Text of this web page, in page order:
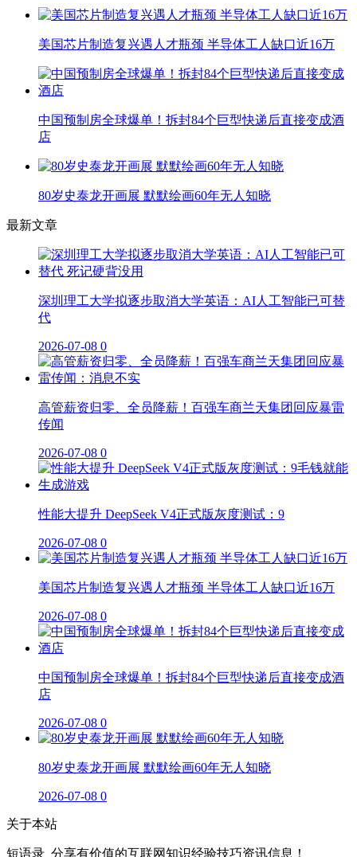
美国芯片制造复兴遇人才瓶颈 半导体工人缺口近16万
中国预制房全球爆单！拆封84个巨型快递后直接变成酒
店
80岁史泰龙开画展 默默绘画60年无人知晓
最新文章
深圳理工大学拟逐步取消大学英语：AI人工智能已可替
代
2026-07-08 0
高管薪资归零、全员降薪！百强车商兰天集团回应暴雷
传闻
2026-07-08 0
性能大提升 DeepSeek V4正式版灰度测试：9
2026-07-08 0
美国芯片制造复兴遇人才瓶颈 半导体工人缺口近16万
2026-07-08 0
中国预制房全球爆单！拆封84个巨型快递后直接变成酒
店
2026-07-08 0
80岁史泰龙开画展 默默绘画60年无人知晓
2026-07-08 0
关于本站
短语录_分享有价值的互联网知识经验技巧资讯信息！